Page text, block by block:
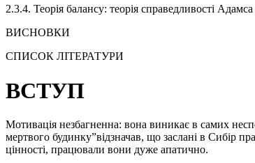
2.3.4. Теорія балансу: теорія справедливості Адамса
ВИСНОВКИ
СПИСОК ЛІТЕРАТУРИ
ВСТУП
Мотивація незбагненна: вона виникає в самих
мертвого будинку”відзначав, що заслані в Сибір
цінності, працювали вони дуже апатично.